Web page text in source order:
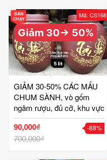
BÁN
CHẠY
Mã: CS168
GIẢM 30-50% CÁC MẤU
CHUM SÀNH, vò gốm
ngâm rượu, đủ cỡ, khu vực
HCM
90,000₫
700,000₫
-88%